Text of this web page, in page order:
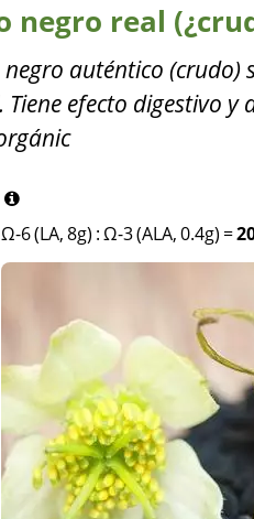
negro real
auténtico (crudo)
Tiene efecto digestivo
Ω-6 (LA, 8g) :Ω-3 (ALA, 0.4g) =